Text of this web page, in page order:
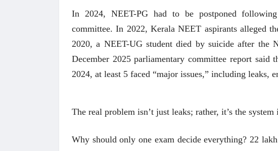
In 2024, NEET-PG had to be postponed
committee. In 2022, Kerala NEET aspirants alleged
2020, a NEET-UG student died by suicide after the
December 2025 parliamentary committee report
2024, at least 5 faced “major issues,” including leaks,
The real problem isn’t just leaks; rather, it’s the system
Why should only one exam decide everything? 22